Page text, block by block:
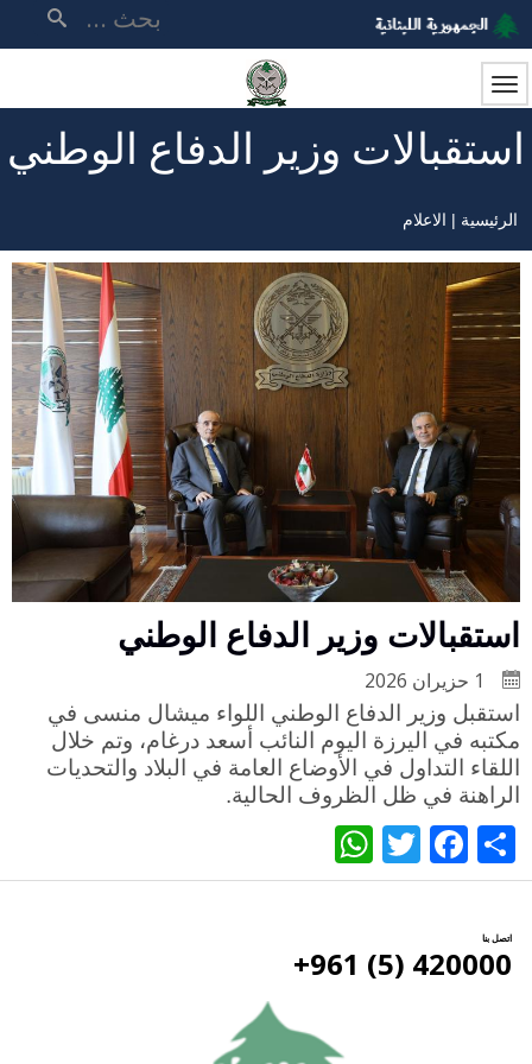
تجاوز
إلى
المحتوى
الرئيسي
استقبالات وزير الدفاع الوطني
مسار
التنقل
الرئيسية الاعلام
استقبالات وزير الدفاع الوطني
استقبل وزير الدفاع الوطني اللواء ميشال منسى في
مكتبه في اليرزة اليوم النائب أسعد درغام، وتم خلال
اللقاء التداول في الأوضاع العامة في البلاد والتحديات
الراهنة في ظل الظروف الحالية.
Share
Facebook
Twitter
اتصل بنا
420000 (5) 961+